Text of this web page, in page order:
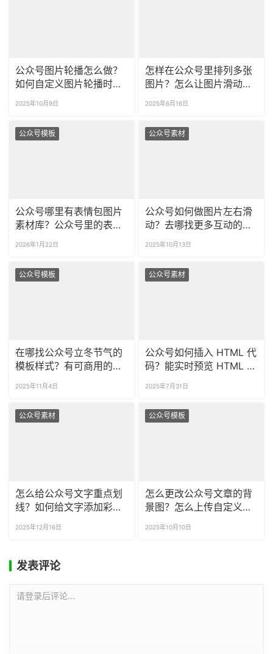
公众号图片轮播怎么做？
如何自定义图片轮播时
2025年10月9日
怎样在公众号里排列多张
图片？怎么让图片滑动起
2025年6月16日
公众号模板
公众号哪里有表情包图片
素材库？公众号里的表情
2026年1月22日
公众号素材
公众号如何做图片左右滑
动？去哪找更多互动的排
2025年10月13日
公众号模板
在哪找公众号立冬节气的
模板样式？有可商用的冬
2025年11月4日
公众号素材
公众号如何插入 HTML 代
码？能实时预览 HTML 代
2025年7月31日
公众号素材
怎么给公众号文字重点划
线？如何给文字添加彩
2025年12月16日
公众号模板
怎么更改公众号文章的背
景图？怎么上传自定义背
2025年10月10日
发表评论
请登录后评论...